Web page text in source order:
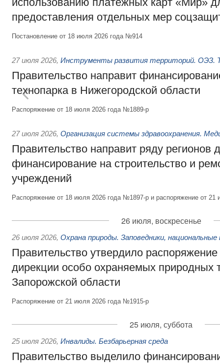
предоставления отдельных мер
Постановление от 18 июля 2026 года №914
27 июля 2026, Инструменты развития территорий. ОЭЗ.
Правительство направит
технопарка в Нижегородской области
Распоряжение от 18 июля 2026 года №1889-р
27 июля 2026, Организация системы здравоохранения.
Правительство направит ряду регионов
финансирование на строительство и
учреждений
Распоряжение от 18 июля 2026 года №1897-р и распоряжение от
26 июля, воскресенье
26 июля 2026, Охрана природы. Заповедники, национальные
Правительство утвердило
дирекции особо охраняемых природных
Запорожской области
Распоряжение от 21 июля 2026 года №1915-р
25 июля, суббота
25 июля 2026, Инвалиды. Безбарьерная среда
Правительство выделило